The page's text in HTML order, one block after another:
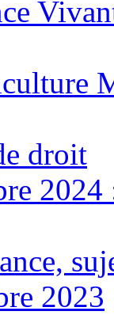
droit
2024
2023